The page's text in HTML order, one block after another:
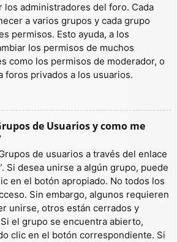
los administradores del foro. Cada
a varios grupos y cada grupo
permisos. Esto ayuda, a los
los permisos de muchos
como los permisos de moderador, o
foros privados a los usuarios.
de Usuarios y como me
de usuarios a través del enlace
Si desea unirse a algún grupo, puede
en el botón apropiado. No todos los
Sin embargo, algunos requieren
unirse, otros están cerrados y
el grupo se encuentra abierto,
clic en el botón correspondiente. Si